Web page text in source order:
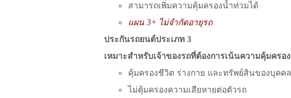
สามารถเพิ่มความคุ้มครองน้ำท่วมได้
แผน 3+ ไม่จำกัดอายุรถ
ประกันรถยนต์ประเภท 3
เหมาะสำหรับเจ้าของรถที่ต้องการเน้นความคุ้มคร
คุ้มครองชีวิต ร่างกาย และทรัพย์สินของบุคค
ไม่คุ้มครองความเสียหายต่อตัวรถ